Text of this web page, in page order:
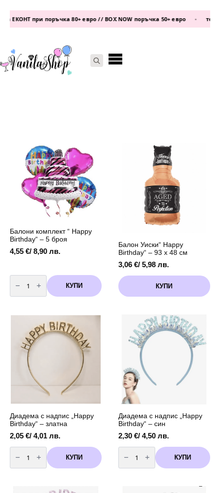
при поръчка 80+ евро // BOX NOW поръчка 50+ евро • телефон:
Балони комплект “ Happy
Birthday“ – 5 броя
4,55 €/ 8,90 лв.
количество
за
Балони
комплект
Birthday"
КУПИ
Балон Уиски“ Happy
Birthday“ – 93 x 48 см
3,06 €/ 5,98 лв.
КУПИ
Диадема с надпис „Happy
Birthday“ – златна
2,05 €/ 4,01 лв.
количество
за
Диадема
с
КУПИ
Диадема с надпис „Happy
Birthday“ – син
2,30 €/ 4,50 лв.
количество
за
Диадема
с
КУПИ